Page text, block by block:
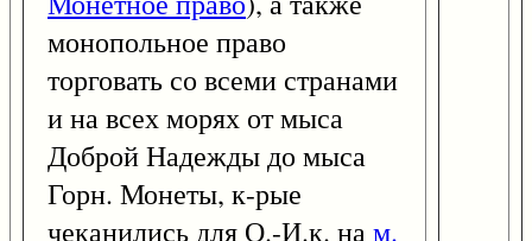
монопольное право
торговать со всеми странами
и на всех морях от мыса
Доброй Надежды до мыса
Горн. Монеты, к-рые
чеканились для О.-И.к. нам.